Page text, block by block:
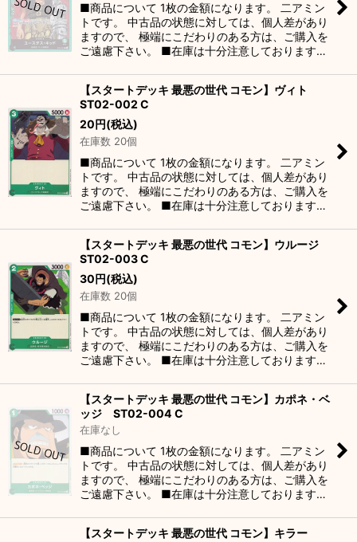
■商品について 1枚の金額になります。 二アミン
トです。 中古品の状態に対しては、個人差があり
ますので、 極端にこだわりのある方は、ご購入を
ご遠慮下さい。 ■在庫は十分注意しております…
【スタートデッキ 最悪の世代 コモン】ヴィト
ST02-002 C
20円(税込)
在庫数 20個
■商品について 1枚の金額になります。 二アミン
トです。 中古品の状態に対しては、個人差があり
ますので、 極端にこだわりのある方は、ご購入を
ご遠慮下さい。 ■在庫は十分注意しております…
【スタートデッキ 最悪の世代 コモン】ウルージ
ST02-003 C
30円(税込)
在庫数 20個
■商品について 1枚の金額になります。 二アミン
トです。 中古品の状態に対しては、個人差があり
ますので、 極端にこだわりのある方は、ご購入を
ご遠慮下さい。 ■在庫は十分注意しております…
【スタートデッキ 最悪の世代 コモン】カポネ・ベ
ッジ ST02-004 C
在庫なし
■商品について 1枚の金額になります。 二アミン
トです。 中古品の状態に対しては、個人差があり
ますので、 極端にこだわりのある方は、ご購入を
ご遠慮下さい。 ■在庫は十分注意しております…
【スタートデッキ 最悪の世代 コモン】キラー